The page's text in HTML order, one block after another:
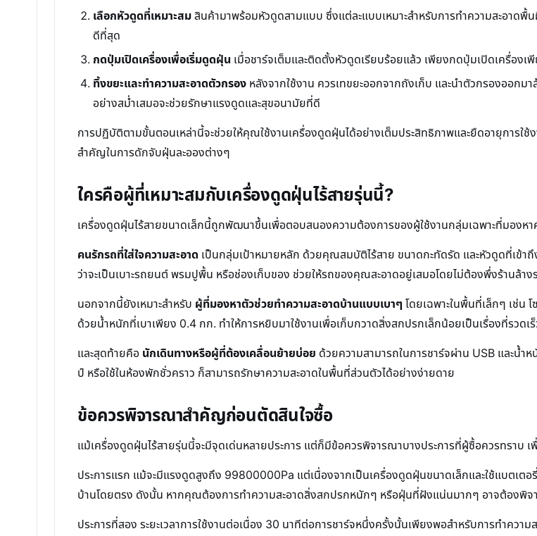
เลือกหัวดูดที่เหมาะสมสินค้ามาพร้อมหัวดูดสามแบบ ซึ่งแต่ละแบบเหมาะสำหรับการทำความสะอา
ดีที่สุด
กดปุ่มเปิดเครื่องเพื่อเริ่มดูดฝุ่น เมื่อชาร์จเต็มและติดตั้งหัวดูดเรียบร้อยแล้ว เพียงกดปุ่มเปิดเครื่องเ
ทิ้งขยะและทำความสะอาดตัวกรอง หลังจากใช้งาน ควรเทขยะออกจากถังเก็บ และนำตัวกรองออกม
อย่างสม่ำเสมอจะช่วยรักษาแรงดูดและสุขอนามัยที่ดี
การปฏิบัติตามขั้นตอนเหล่านี้จะช่วยให้คุณใช้งานเครื่องดูดฝุ่นได้อย่างเต็มประสิทธิภาพและยืดอายุการใช้
สำคัญในการดักจับฝุ่นละอองต่างๆ
ใครคือผู้ที่เหมาะสมกับเครื่องดูดฝุ่นไร้สายรุ่นนี้?
เครื่องดูดฝุ่นไร้สายขนาดเล็กนี้ถูกพัฒนาขึ้นเพื่อตอบสนองความต้องการของผู้ใช้งานกลุ่มเฉพาะที่มองหา
คนรักรถที่ใส่ใจความสะอาด เป็นกลุ่มเป้าหมายหลัก ด้วยคุณสมบัติไร้สาย ขนาดกะทัดรัด และหัวดูดที่เข้า
ว่าจะเป็นเบาะรถยนต์ พรมปูพื้น หรือช่องเก็บของ ช่วยให้รถของคุณสะอาดอยู่เสมอโดยไม่ต้องพึ่งร้านล้า
นอกจากนี้ยังเหมาะสำหรับ ผู้ที่มองหาตัวช่วยทำความสะอาดบ้านแบบเบาๆ โดยเฉพาะในพื้นที่เล็กๆ เช่น
ด้วยน้ำหนักที่เบาเพียง 0.4 กก. ทำให้การหยิบมาใช้งานเพื่อเก็บกวาดสิ่งสกปรกเล็กน้อยเป็นเรื่องที่รวดเร็
และสุดท้ายคือ นักเดินทางหรือผู้ที่ต้องเคลื่อนย้ายบ่อย ด้วยความสามารถในการชาร์จผ่าน USB และน้ำ
ป์ หรือใช้ในห้องพักชั่วคราว ก็สามารถรักษาความสะอาดในพื้นที่ส่วนตัวได้อย่างง่ายดาย
ข้อควรพิจารณาสำคัญก่อนตัดสินใจซื้อ
แม้เครื่องดูดฝุ่นไร้สายรุ่นนี้จะมีจุดเด่นหลายประการ แต่ก็มีข้อควรพิจารณาบางประการที่ผู้ซื้อควรทราบ
ประการแรก แม้จะมีแรงดูดสูงถึง 99800000Pa แต่เนื่องจากเป็นเครื่องดูดฝุ่นขนาดเล็กและใช้แบตเ
บ้านโดยตรง ดังนั้น หากคุณต้องการทำความสะอาดสิ่งสกปรกหนักๆ หรือฝุ่นที่ฝังแน่นมากๆ อาจต้องพิจ
ประการที่สอง ระยะเวลาการใช้งานต่อเนื่อง 30 นาทีต่อการชาร์จหนึ่งครั้งนั้นเพียงพอสำหรับการทำ